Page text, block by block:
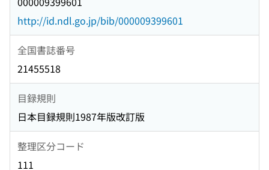
http://id.ndl.go.jp/bib/000009399601
全国書誌番号
21455518
目録規則
日本目録規則1987年版改訂版
整理区分コード
111